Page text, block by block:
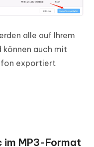
alle auf Ihrem
auch mit
exportiert
im MP3-Format